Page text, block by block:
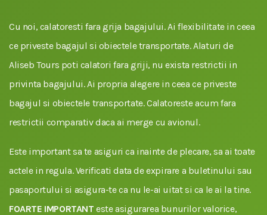
Cu noi, calatoresti fara grija bagajului. Ai flexibilitate in ceea
ce priveste bagajul si obiectele transportate. Alaturi de
Aliseb Tours poti calatori fara griji, nu exista restrictii in
privinta bagajului. Ai propria alegere in ceea ce priveste
bagajul si obiectele transportate. Calatoreste acum fara
restrictii comparativ daca ai merge cu avionul.
Este important sa te asiguri ca inainte de plecare, sa ai toate
actele in regula. Verificati data de expirare a buletinului sau
pasaportului si asigura-te ca nu le-ai uitat si ca le ai la tine.
FOARTE IMPORTANT este asigurarea bunurilor valorice,